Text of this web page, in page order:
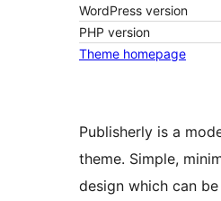
WordPress version
PHP version
Theme homepage
Publisherly is a
theme. Simple,
design which can